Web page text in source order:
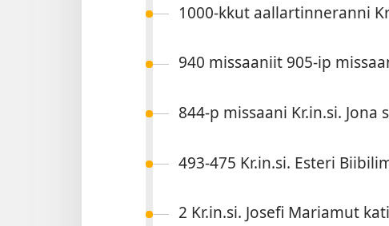
1000-k­kut aal­lar­tin­neran­ni
940 mis­saaniit 905-ip
844-p mis­saani Kr.in.si. Jona
493-475 Kr.in.si. Esteri
2 Kr.in.si. Josefi Mariamut